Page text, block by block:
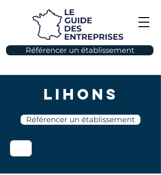
Référencer un établissement
Lihons
Référencer un établissement